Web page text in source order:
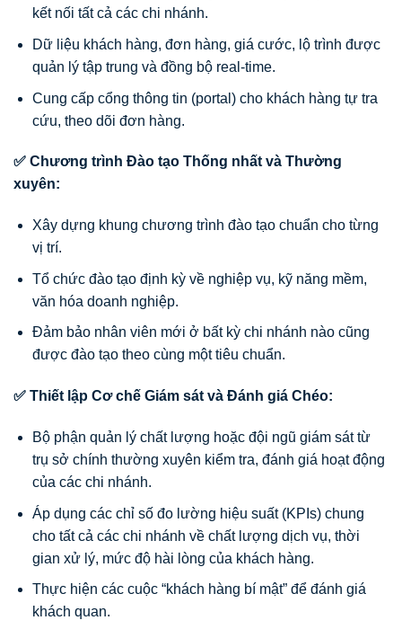
kết nối tất cả các chi nhánh.
Dữ liệu khách hàng, đơn hàng, giá cước, lộ trình được
quản lý tập trung và đồng bộ real-time.
Cung cấp cổng thông tin (portal) cho khách hàng tự tra
cứu, theo dõi đơn hàng.
✅ Chương trình Đào tạo Thống nhất và Thường
xuyên:
Xây dựng khung chương trình đào tạo chuẩn cho từng
vị trí.
Tổ chức đào tạo định kỳ về nghiệp vụ, kỹ năng mềm,
văn hóa doanh nghiệp.
Đảm bảo nhân viên mới ở bất kỳ chi nhánh nào cũng
được đào tạo theo cùng một tiêu chuẩn.
✅ Thiết lập Cơ chế Giám sát và Đánh giá Chéo:
Bộ phận quản lý chất lượng hoặc đội ngũ giám sát từ
trụ sở chính thường xuyên kiểm tra, đánh giá hoạt động
của các chi nhánh.
Áp dụng các chỉ số đo lường hiệu suất (KPIs) chung
cho tất cả các chi nhánh về chất lượng dịch vụ, thời
gian xử lý, mức độ hài lòng của khách hàng.
Thực hiện các cuộc “khách hàng bí mật” để đánh giá
khách quan.